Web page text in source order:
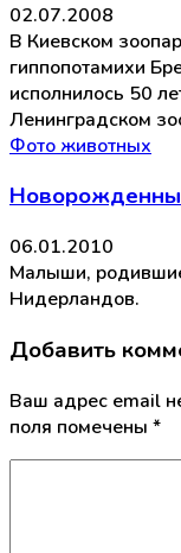
02.07.2008
В Киевском
гиппопотамихи
исполнилось 50
Ленинградском
Фото животных
06.01.2010
Малыши,
Нидерландов.
Добавить
Ваш адрес email
поля помечены *